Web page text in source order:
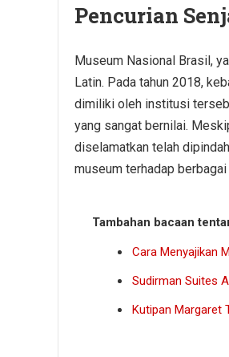
Pencurian
Museum Nasional Brasil,
Latin. Pada tahun 2018,
dimiliki oleh institusi
yang sangat bernilai.
diselamatkan telah
museum terhadap
Tambahan bacaan
Cara Menyajikan
Sudirman Suites
Kutipan Margaret